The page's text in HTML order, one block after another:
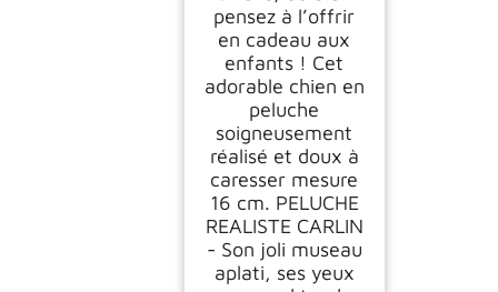
pensez à l’offrir
en cadeau aux
enfants ! Cet
adorable chien en
peluche
soigneusement
réalisé et doux à
caresser mesure
16 cm. PELUCHE
REALISTE CARLIN
- Son joli museau
aplati, ses yeux